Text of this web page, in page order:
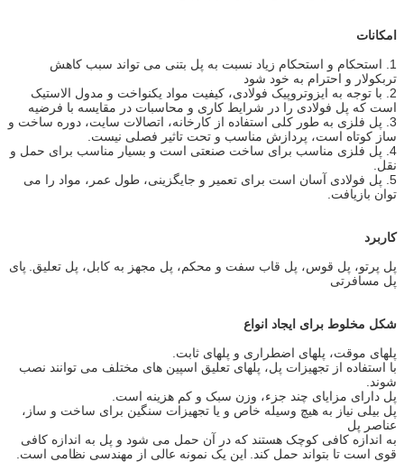
امکانات
1. استحکام و استحکام زیاد نسبت به پل بتنی می تواند سبب کاهش
تربکولار و احترام به خود شود
2. با توجه به ایزوتروپیک فولادی، کیفیت مواد یکنواخت و مدول الاستیک
است که پل فولادی را در شرایط کاری و محاسبات در مقایسه با فرضیه
3. پل فلزی به طور کلی استفاده از کارخانه، اتصالات سایت، دوره ساخت و
ساز کوتاه است، پردازش مناسب و تحت تاثیر فصلی نیست.
4. پل فلزی مناسب برای ساخت صنعتی است و بسیار مناسب برای حمل و
نقل.
5. پل فولادی آسان است برای تعمیر و جایگزینی، طول عمر، مواد را می
توان بازیافت.
کاربرد
پل پرتو، پل قوس، پل قاب سفت و محکم، پل مجهز به کابل، پل تعلیق. پای
پل مسافرتی
شکل مخلوط برای ایجاد انواع
پلهای موقت، پلهای اضطراری و پلهای ثابت.
با استفاده از تجهیزات پل، پلهای تعلیق اسپین های مختلف می توانند نصب
شوند.
پل دارای مزایای چند جزء، وزن سبک و کم هزینه است.
پل بیلی نیاز به هیچ وسیله خاص و یا تجهیزات سنگین برای ساخت و ساز،
عناصر پل
به اندازه کافی کوچک هستند که در آن حمل می شود و پل به اندازه کافی
قوی است تا بتواند حمل کند.
این یک نمونه عالی از مهندسی نظامی است.